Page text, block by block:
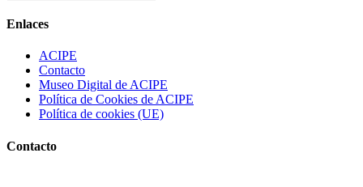
Enlaces
ACIPE
Contacto
Museo Digital de ACIPE
Política de Cookies de ACIPE
Política de cookies (UE)
Contacto